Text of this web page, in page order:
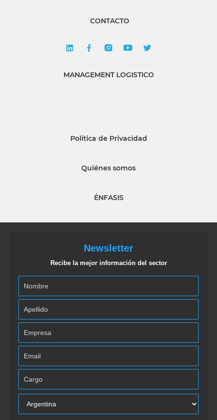
CONTACTO
MANAGEMENT LOGISTICO
Política de Privacidad
Quiénes somos
ÉNFASIS
Newsletter
Recibe la mejor información del sector